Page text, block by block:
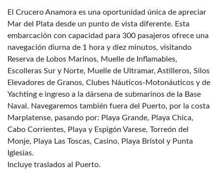
El Crucero Anamora es una oportunidad única de apreciar
Mar del Plata desde un punto de vista diferente. Esta
embarcación con capacidad para 300 pasajeros ofrece una
navegación diurna de 1 hora y diez minutos, visitando
Reserva de Lobos Marinos, Muelle de Inflamables,
Escolleras Sur y Norte, Muelle de Ultramar, Astilleros, Silos
Elevadores de Granos, Clubes Náuticos-Motonáuticos y de
Yachting e ingreso a la dársena de submarinos de la Base
Naval. Navegaremos también fuera del Puerto, por la costa
Marplatense, pasando por: Playa Grande, Playa Chica,
Cabo Corrientes, Playa y Espigón Varese, Torreón del
Monje, Playa Las Toscas, Casino, Playa Bristol y Punta
Iglesias.
Incluye traslados al Puerto.